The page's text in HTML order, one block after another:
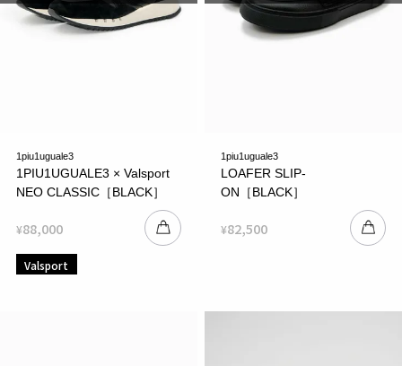
1piu1uguale3
1PIU1UGUALE3 × Valsport
NEO CLASSIC［BLACK］
¥88,000
Valsport
1piu1uguale3
LOAFER SLIP-
ON［BLACK］
¥82,500